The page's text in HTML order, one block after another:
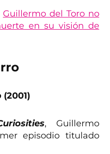
Guillermo del Toro no
en su visión de
(2001)
, Guillermo
episodio titulado